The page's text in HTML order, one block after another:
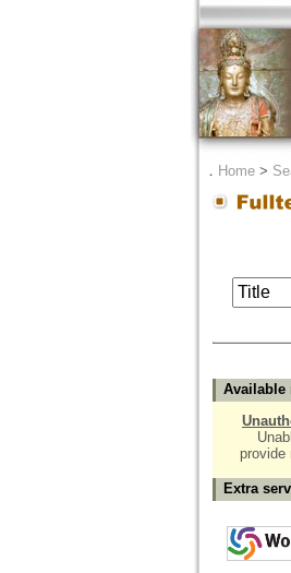
． Home>
Available
provide
Extra